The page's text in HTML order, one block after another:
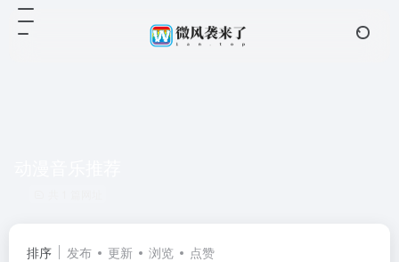
排序 发布 更新 浏览 点赞